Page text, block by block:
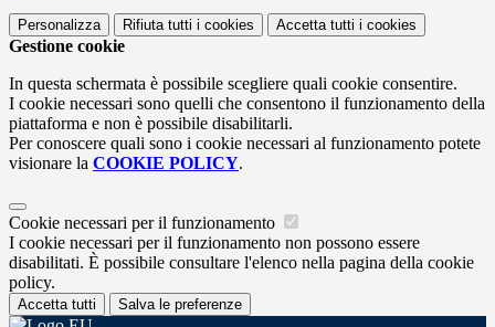
Personalizza Rifiuta tutti i cookies Accetta tutti i cookies
Gestione cookie
In questa schermata è possibile scegliere quali cookie consentire.
I cookie necessari sono quelli che consentono il funzionamento della
piattaforma e non è possibile disabilitarli.
Per conoscere quali sono i cookie necessari al funzionamento potete
visionare la COOKIE POLICY.
Cookie necessari per il funzionamento
I cookie necessari per il funzionamento non possono essere
disabilitati. È possibile consultare l'elenco nella pagina della cookie
policy.
Accetta tutti Salva le preferenze